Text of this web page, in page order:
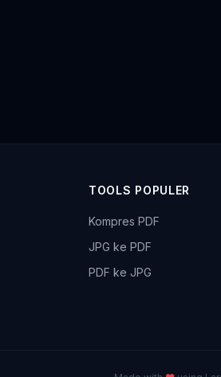
TOOLS POPULER
Kompres PDF
JPG ke PDF
PDF ke JPG